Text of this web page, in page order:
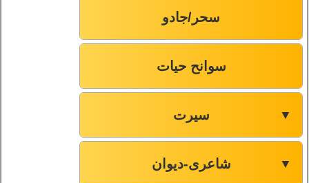
سحر/جادو
سوانح حیات
سیرت ▼
شاعری-دیوان ▼